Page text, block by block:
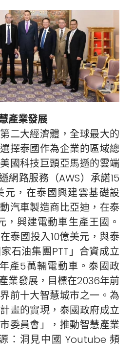
產業發展
二大經濟體，全球最大的
擇泰國作為企業的區域總
國科技巨頭亞馬遜的雲端
網路服務（AWS）承諾15
元，在泰國興建雲基礎設
汽車製造商比亞迪，在泰
，興建電動車生產王國。
泰國投入10億美元，與泰
石油集團PTT」合資成立
產5萬輛電動車。泰國政
業發展，目標在2036年前
前十大智慧城市之一。為
畫的實現，泰國政府成立
委員會」，推動智慧產業
：洞見中國 Youtube 頻